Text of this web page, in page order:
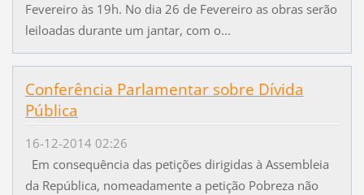
Fevereiro às 19h. No dia 26 de Fevereiro as obras serão
leiloadas durante um jantar, com o...
Conferência Parlamentar sobre Dívida
Pública
16-12-2014 02:26
Em consequência das petições dirigidas à Assembleia
da República, nomeadamente a petição Pobreza não